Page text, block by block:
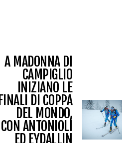
A MADONNA DI
CAMPIGLIO
INIZIANO LE
FINALI DI COPPA
DEL MONDO,
CON ANTONIOLI
ED EYDALLIN